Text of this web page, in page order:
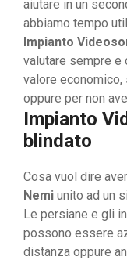
aiutare in un
abbiamo tempo
Impianto
valutare sempre e
valore
oppure per non
Impianto
blindato
Cosa vuol dire
Nemi unito ad un
Le persiane e gli
possono essere
distanza oppure